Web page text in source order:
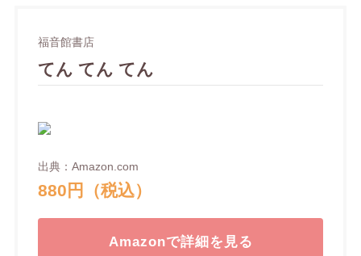
福音館書店
てん てん てん
出典：Amazon.com
880円（税込）
Amazonで詳細を見る